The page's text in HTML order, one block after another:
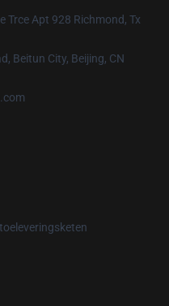
Trce Apt 928 Richmond, Tx
Beitun City, Beijing, CN